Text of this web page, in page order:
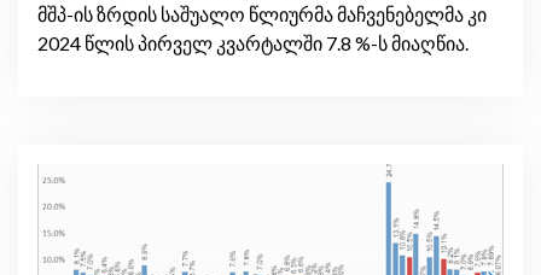
მშპ-ის ზრდის საშუალო წლიურმა მაჩვენებელმა კი
2024 წლის პირველ კვარტალში 7.8 %-ს მიაღწია.